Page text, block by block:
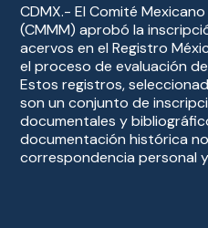
CDMX.- El Comité
(CMMM) aprobó la
acervos en el Registro
el proceso de evaluación
Estos registros,
son un conjunto de
documentales y
documentación histórica
correspondencia personal